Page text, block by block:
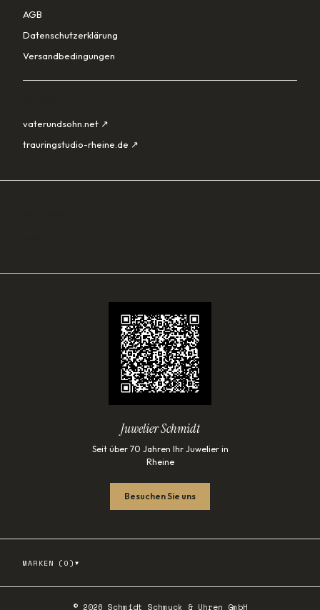
AGB
Datenschutzerklärung
Versandbedingungen
vaterundsohn.net ↗
trauringstudio-rheine.de ↗
Juwelier Schmidt
Seit über 70 Jahren Ihr Juwelier in
Rheine
Besuchen Sie uns
MARKEN ( 0 ) ▾
© 2026 Schmidt Schmuck & Uhren GmbH